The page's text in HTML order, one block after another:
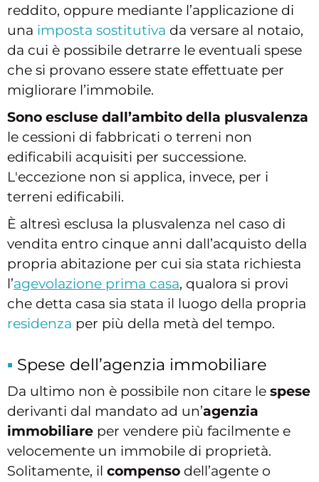
reddito, oppure mediante l’applicazione di
una imposta sostitutiva da versare al notaio,
da cui è possibile detrarre le eventuali spese
che si provano essere state effettuate per
migliorare l’immobile.
Sono escluse dall’ambito della plusvalenza
le cessioni di fabbricati o terreni non
edificabili acquisiti per successione.
L'eccezione non si applica, invece, per i
terreni edificabili.
È altresì esclusa la plusvalenza nel caso di
vendita entro cinque anni dall’acquisto della
propria abitazione per cui sia stata richiesta
l’agevolazione prima casa, qualora si provi
che detta casa sia stata il luogo della propria
residenza per più della metà del tempo.
Spese dell’agenzia immobiliare
Da ultimo non è possibile non citare le spese
derivanti dal mandato ad un’agenzia
immobiliare per vendere più facilmente e
velocemente un immobile di proprietà.
Solitamente, il compenso dell’agente o